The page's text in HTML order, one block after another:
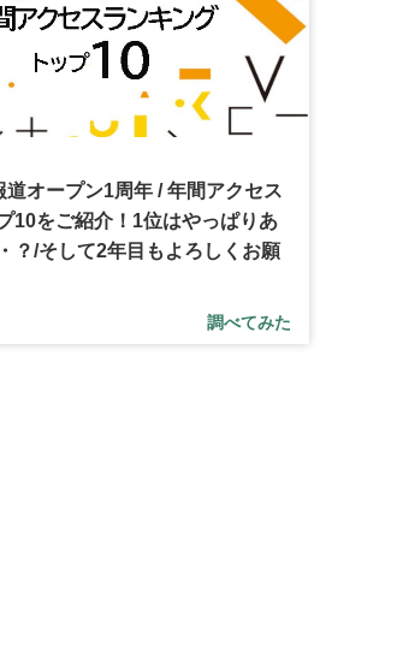
オープン1周年 / 年間アクセス
10をご紹介！1位はやっぱりあ
？/そして2年目もよろしくお願
調べてみた